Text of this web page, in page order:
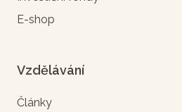
E-shop
Vzdělávání
Články